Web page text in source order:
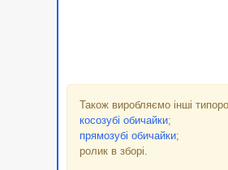
Також виробляємо інші
косозубі обичайки;
прямозубі обичайки;
ролик в зборі.